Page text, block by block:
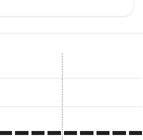
寻找优惠
disclaimer. 寻找优惠
disclaimer. 寻找优惠
offers-disclaimer. 寻找优惠
view-offers-disclaimer. 寻找优惠
cmp-view-offers-disclaimer. 寻找优惠
cmp-view-offers-disclaimer. 寻找
PNK–USM: cmp-view-offers-disclaimer.
PNK–USM: cmp-view-offers-
PNK–USM: cmp-view-offers-
PNK–USM: cmp-view-